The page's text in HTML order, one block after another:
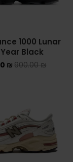
PUMA PALERMO
UGG קיץ
Taylor All Star
1000 Lunar
Black
900.00₪
₪